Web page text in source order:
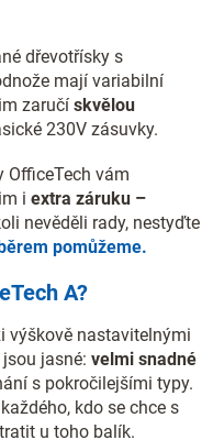
dřevotřísky s
mají variabilní
zaručí skvělou
230V zásuvky.
OfficeTech vám
i extra záruku –
nevěděli rady, nestyďte
pomůžeme.
A?
výškově nastavitelnými
jasné: velmi snadné
s pokročilejšími typy.
kdo se chce s
u toho balík.